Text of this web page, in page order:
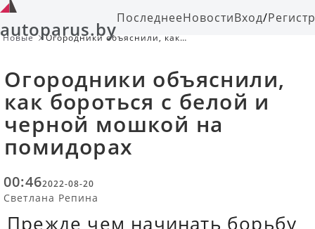
autoparus.byПоследнееНовостиВход/
Новые
Огородники объяснили, как
Огородники объяснили,
как бороться с белой и
черной мошкой на
помидорах
00:462022-08-20
Светлана Репина
Прежде чем начинать борьбу